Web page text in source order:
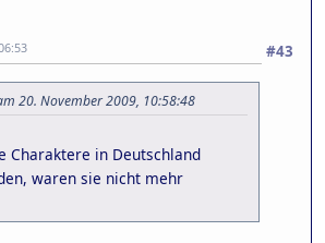
#43
20. November 2009, 10:58:48
Charaktere in Deutschland
waren sie nicht mehr